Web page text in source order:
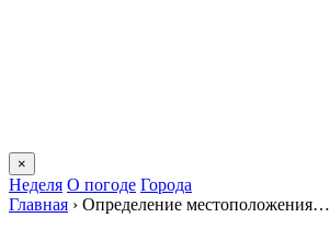
×
Неделя О погоде Города
Главная › Определение местоположения…